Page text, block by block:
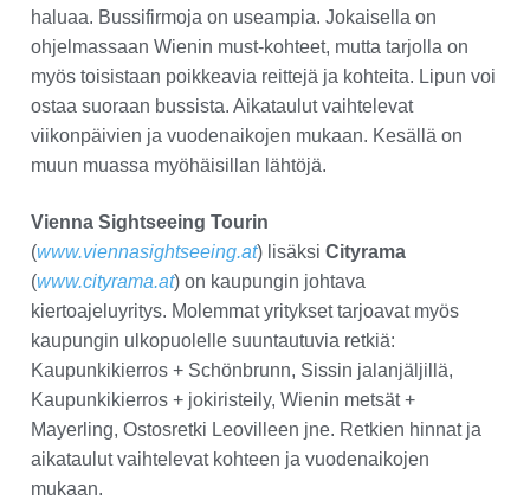
haluaa. Bussifirmoja on useampia. Jokaisella on
ohjelmassaan Wienin must-kohteet, mutta tarjolla on
myös toisistaan poikkeavia reittejä ja kohteita. Lipun voi
ostaa suoraan bussista. Aikataulut vaihtelevat
viikonpäivien ja vuodenaikojen mukaan. Kesällä on
muun muassa myöhäisillan lähtöjä.
Vienna Sightseeing Tourin
(www.viennasightseeing.at) lisäksi Cityrama
(www.cityrama.at) on kaupungin johtava
kiertoajeluyritys. Molemmat yritykset tarjoavat myös
kaupungin ulkopuolelle suuntautuvia retkiä:
Kaupunkikierros + Schönbrunn, Sissin jalanjäljillä,
Kaupunkikierros + jokiristeily, Wienin metsät +
Mayerling, Ostosretki Leovilleen jne. Retkien hinnat ja
aikataulut vaihtelevat kohteen ja vuodenaikojen
mukaan.